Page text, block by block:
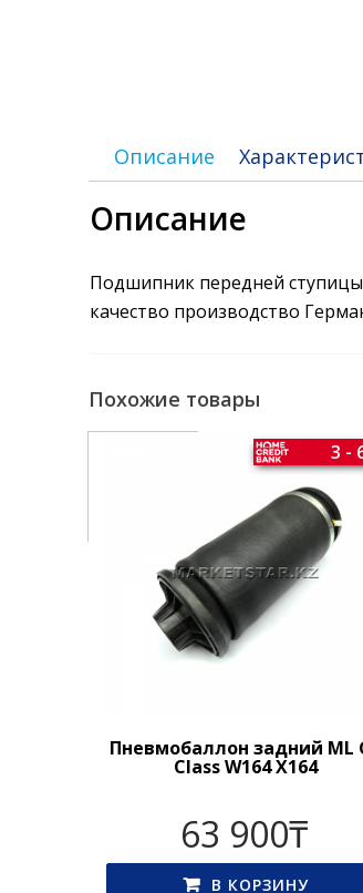
Описание
Описание
Подшипник передней ступицы
качество производство
Похожие товары
Пневмобаллон задний ML
Class W164 X164
3 -
63 900₸
В КОРЗИНУ